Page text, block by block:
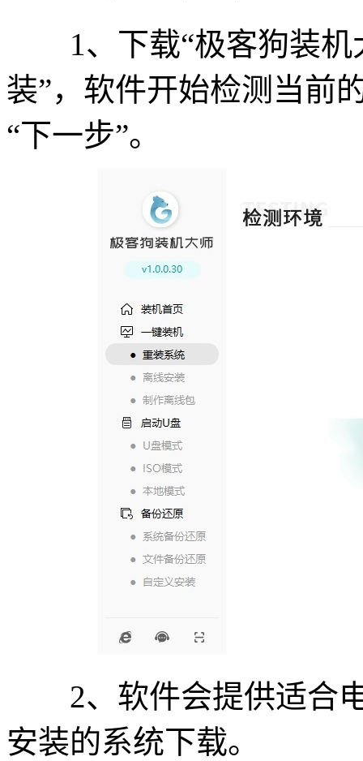
1、下载“极客狗装机
装”，软件开始检测当前
“下一步”。
2、软件会提供适合电
安装的系统下载。